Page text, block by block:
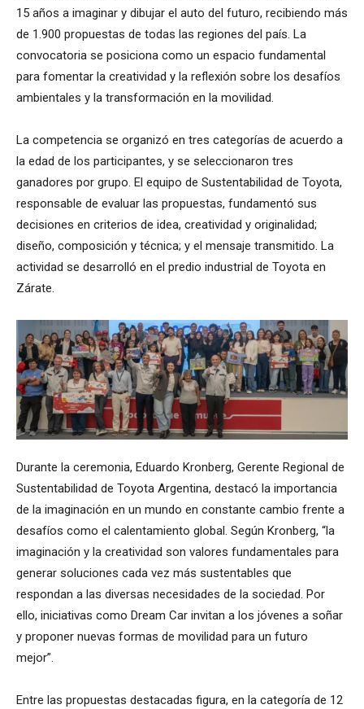
15 años a imaginar y dibujar el auto del futuro, recibiendo más
de 1.900 propuestas de todas las regiones del país. La
convocatoria se posiciona como un espacio fundamental
para fomentar la creatividad y la reflexión sobre los desafíos
ambientales y la transformación en la movilidad.
La competencia se organizó en tres categorías de acuerdo a
la edad de los participantes, y se seleccionaron tres
ganadores por grupo. El equipo de Sustentabilidad de Toyota,
responsable de evaluar las propuestas, fundamentó sus
decisiones en criterios de idea, creatividad y originalidad;
diseño, composición y técnica; y el mensaje transmitido. La
actividad se desarrolló en el predio industrial de Toyota en
Zárate.
Durante la ceremonia, Eduardo Kronberg, Gerente Regional de
Sustentabilidad de Toyota Argentina, destacó la importancia
de la imaginación en un mundo en constante cambio frente a
desafíos como el calentamiento global. Según Kronberg, “la
imaginación y la creatividad son valores fundamentales para
generar soluciones cada vez más sustentables que
respondan a las diversas necesidades de la sociedad. Por
ello, iniciativas como Dream Car invitan a los jóvenes a soñar
y proponer nuevas formas de movilidad para un futuro
mejor”.
Entre las propuestas destacadas figura, en la categoría de 12